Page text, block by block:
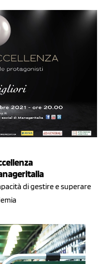
di gestire e superare